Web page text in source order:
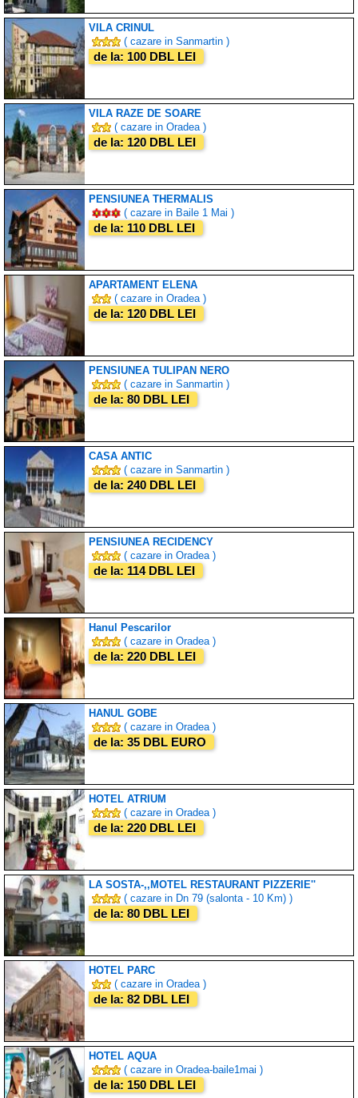
VILA CRINUL
( cazare in Sanmartin )
de la: 100 DBL LEI
VILA RAZE DE SOARE
( cazare in Oradea )
de la: 120 DBL LEI
PENSIUNEA THERMALIS
( cazare in Baile 1 Mai )
de la: 110 DBL LEI
APARTAMENT ELENA
( cazare in Oradea )
de la: 120 DBL LEI
PENSIUNEA TULIPAN NERO
( cazare in Sanmartin )
de la: 80 DBL LEI
CASA ANTIC
( cazare in Sanmartin )
de la: 240 DBL LEI
PENSIUNEA RECIDENCY
( cazare in Oradea )
de la: 114 DBL LEI
Hanul Pescarilor
( cazare in Oradea )
de la: 220 DBL LEI
HANUL GOBE
( cazare in Oradea )
de la: 35 DBL EURO
HOTEL ATRIUM
( cazare in Oradea )
de la: 220 DBL LEI
LA SOSTA-,,MOTEL RESTAURANT PIZZERIE''
( cazare in Dn 79 (salonta - 10 Km) )
de la: 80 DBL LEI
HOTEL PARC
( cazare in Oradea )
de la: 82 DBL LEI
HOTEL AQUA
( cazare in Oradea-baile1mai )
de la: 150 DBL LEI